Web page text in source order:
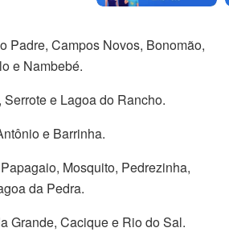
Padre, Campos Novos, Bonomão,
e Nambebé.
e Lagoa do Rancho.
e Barrinha.
Mosquito, Pedrezinha,
da Pedra.
Grande, Cacique e Rio do Sal.